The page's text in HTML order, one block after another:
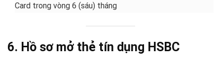
Card trong vòng 6 (sáu) tháng
6. Hồ sơ mở thẻ tín dụng HSBC